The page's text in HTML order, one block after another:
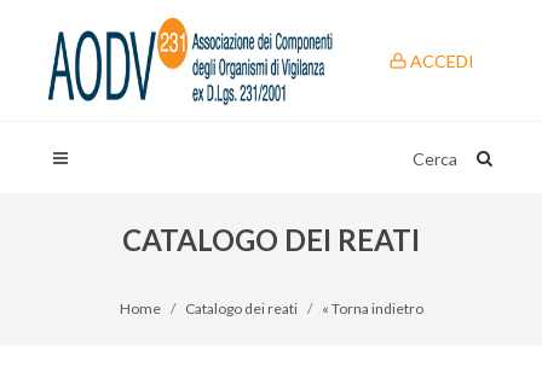
ACCEDI
Cerca
CATALOGO DEI REATI
Home Catalogo dei reati « Torna indietro